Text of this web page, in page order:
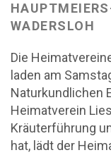
WADERSLOH
Die
laden am
Naturkundlichen
Heimatverein
Kräuterführung
hat, lädt der